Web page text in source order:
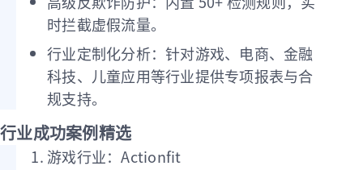
时拦截虚假流量。
行业定制化分析：针对游戏、电商、金融
科技、儿童应用等行业提供专项报表与合
规支持。
行业成功案例精选
游戏行业：Actionfit